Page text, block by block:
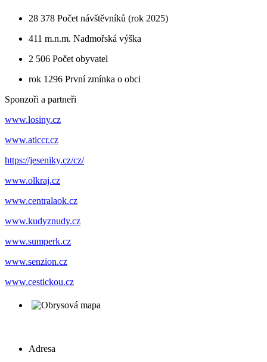
28 378 Počet návštěvníků (rok 2025)
411 m.n.m. Nadmořská výška
2 506 Počet obyvatel
rok 1296 První zmínka o obci
Sponzoři a partneři
www.losiny.cz
www.aticcr.cz
https://jeseniky.cz/cz/
www.olkraj.cz
www.centralaok.cz
www.kudyznudy.cz
www.sumperk.cz
www.senzion.cz
www.cestickou.cz
Adresa